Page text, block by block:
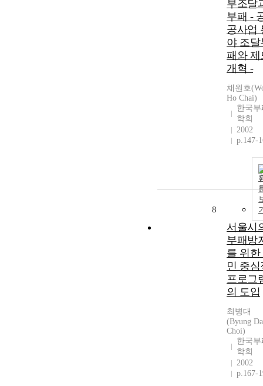
부조달
부패 -
공사업
야 조달
패와 제
개혁 -
채원호
Ho Chai)
한국부
학회
2002
p.147-
8
서울시
부패방
를 위한
민 중심
프로그
의 도입
최병대
(Byung
Choi)
한국부
학회
2002
p.167-